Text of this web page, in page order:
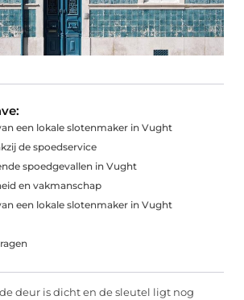
een lokale slotenmaker in Vught
de spoedservice
spoedgevallen in Vught
en vakmanschap
een lokale slotenmaker in Vught
deur is dicht en de sleutel ligt nog